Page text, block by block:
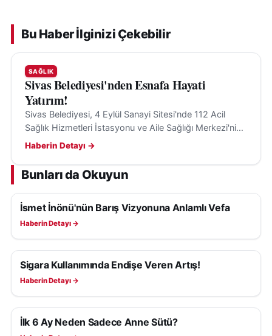
Bu Haber İlginizi Çekebilir
SAĞLIK
Sivas Belediyesi'nden Esnafa Hayati
Yatırım!
Sivas Belediyesi, 4 Eylül Sanayi Sitesi'nde 112 Acil
Sağlık Hizmetleri İstasyonu ve Aile Sağlığı Merkezi'nin
temelini attı, sağlık hizmetlerine erişim kolaylaşacak.
Haberin Detayı →
Bunları da Okuyun
SAĞLIK
İsmet İnönü'nün Barış Vizyonuna Anlamlı Vefa
Haberin Detayı →
SAĞLIK
Sigara Kullanımında Endişe Veren Artış!
Haberin Detayı →
SAĞLIK
İlk 6 Ay Neden Sadece Anne Sütü?